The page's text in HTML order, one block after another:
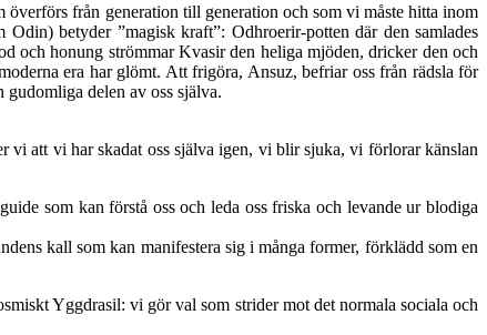
överförs från generation till generation och som vi måste hitta inom
betyder ”magisk kraft”: Odhroerir-potten där den samlades
och honung strömmar Kvasir den heliga mjöden, dricker den och
era har glömt. Att frigöra, Ansuz, befriar oss från rädsla för
delen av oss själva.
vi att vi har skadat oss själva igen, vi blir sjuka, vi förlorar känslan
som kan förstå oss och leda oss friska och levande ur blodiga
kall som kan manifestera sig i många former, förklädd som en
Yggdrasil: vi gör val som strider mot det normala sociala och